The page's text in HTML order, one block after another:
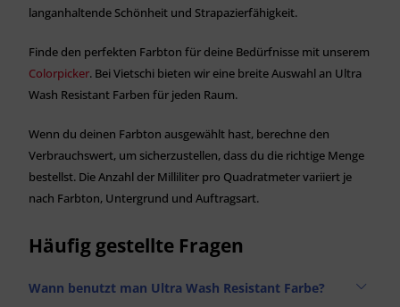
langanhaltende Schönheit und Strapazierfähigkeit.
Finde den perfekten Farbton für deine Bedürfnisse mit unserem
Colorpicker. Bei Vietschi bieten wir eine breite Auswahl an Ultra
Wash Resistant Farben für jeden Raum.
Wenn du deinen Farbton ausgewählt hast, berechne den
Verbrauchswert, um sicherzustellen, dass du die richtige Menge
bestellst. Die Anzahl der Milliliter pro Quadratmeter variiert je
nach Farbton, Untergrund und Auftragsart.
Häufig gestellte Fragen
Wann benutzt man Ultra Wash Resistant Farbe?